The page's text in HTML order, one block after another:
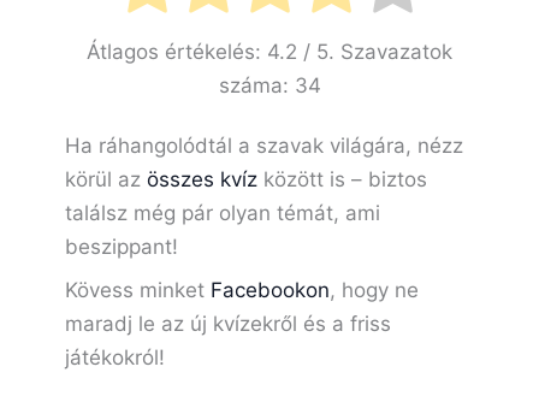
Átlagos értékelés: 4.2 / 5. Szavazatok
száma: 34
Ha ráhangolódtál a szavak világára, nézz
körül az összes kvíz között is – biztos
találsz még pár olyan témát, ami
beszippant!
Kövess minket Facebookon, hogy ne
maradj le az új kvízekről és a friss
játékokról!